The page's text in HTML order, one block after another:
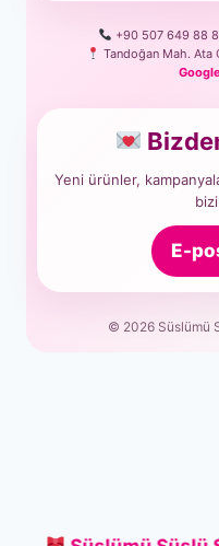
+90 507 649 88
Tandoğan Mah. Ata
Yeni ürünler,
E-
© 2026 Süslümü